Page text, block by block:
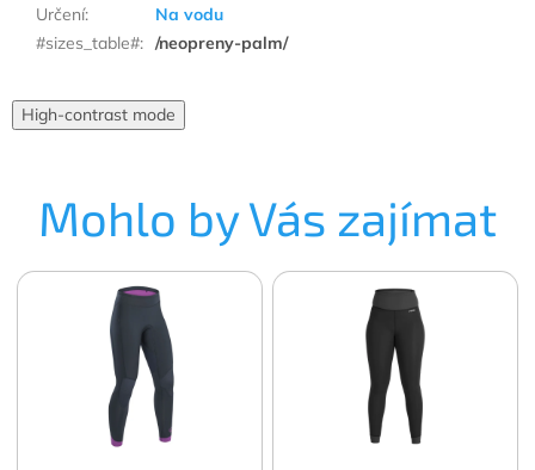
Určení:
Na vodu
#sizes_table#: /neopreny-palm/
High-contrast mode
Mohlo by Vás zajímat